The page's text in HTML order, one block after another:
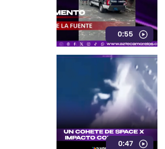
0:55
0:47